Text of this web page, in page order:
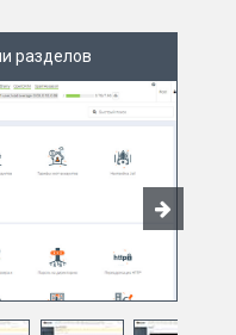
разделов